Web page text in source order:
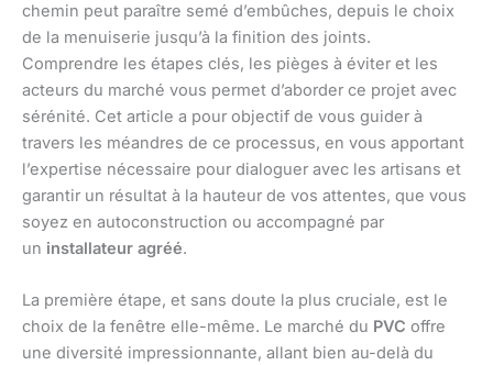
chemin peut paraître semé d’embûches, depuis le choix
de la menuiserie jusqu’à la finition des joints.
Comprendre les étapes clés, les pièges à éviter et les
acteurs du marché vous permet d’aborder ce projet avec
sérénité. Cet article a pour objectif de vous guider à
travers les méandres de ce processus, en vous apportant
l’expertise nécessaire pour dialoguer avec les artisans et
garantir un résultat à la hauteur de vos attentes, que vous
soyez en autoconstruction ou accompagné par
un installateur agréé.
La première étape, et sans doute la plus cruciale, est le
choix de la fenêtre elle-même. Le marché du PVC offre
une diversité impressionnante, allant bien au-delà du